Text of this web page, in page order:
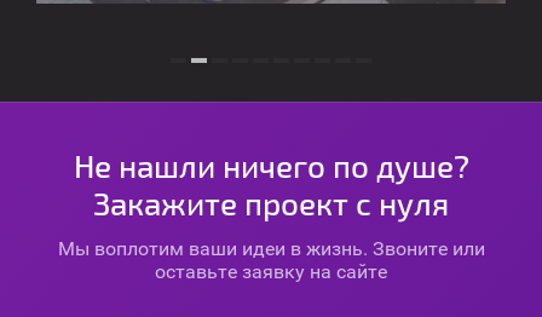
Не нашли ничего по душе?
Закажите проект с нуля
Мы воплотим ваши идеи в жизнь. Звоните или
оставьте заявку на сайте